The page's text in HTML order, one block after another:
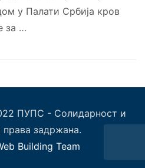
у Палати Србија кров
за …
ПУПС - Солидарност и
права задржана.
Building Team